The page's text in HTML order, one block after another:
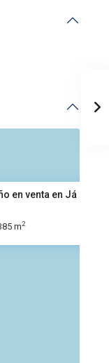
en venta en Já
m2